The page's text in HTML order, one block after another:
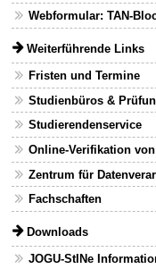
Webformular: TAN-
Weiterführende Links
Fristen und Termine
Studienbüros &
Studierendenservice
Online-Verifikation
Zentrum für
Fachschaften
Downloads
JOGU-StINe